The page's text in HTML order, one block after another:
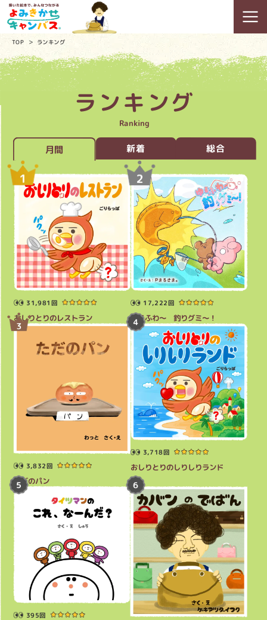
TOP ランキング
ランキング
Ranking
月間 新着 総合
31,981回
おしりとりのレストラン
17,222回
ゆるふわ～ 釣りグミ～！
3,832回
ただのパン
3,718回
おしりとりのしりしりランド
395回